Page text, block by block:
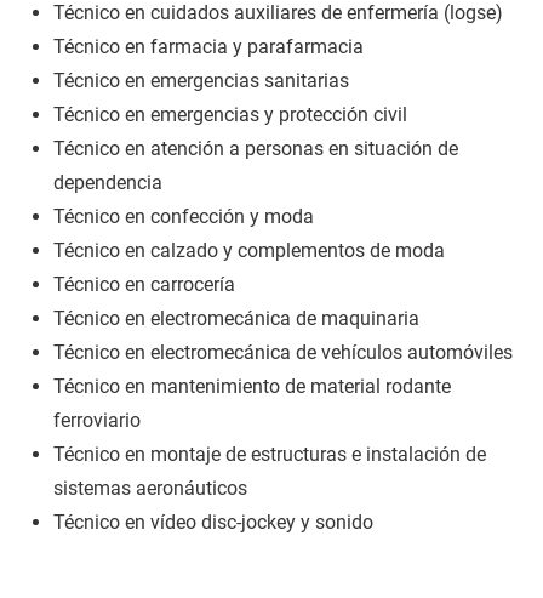
Técnico en cuidados auxiliares de enfermería (logse)
Técnico en farmacia y parafarmacia
Técnico en emergencias sanitarias
Técnico en emergencias y protección civil
Técnico en atención a personas en situación de
dependencia
Técnico en confección y moda
Técnico en calzado y complementos de moda
Técnico en carrocería
Técnico en electromecánica de maquinaria
Técnico en electromecánica de vehículos automóviles
Técnico en mantenimiento de material rodante
ferroviario
Técnico en montaje de estructuras e instalación de
sistemas aeronáuticos
Técnico en vídeo disc-jockey y sonido